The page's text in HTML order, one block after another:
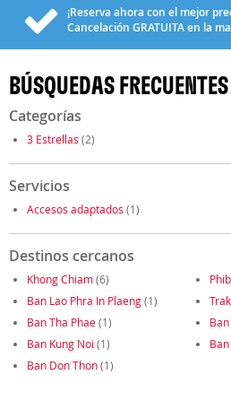
¡Reserva ahora con el mejor
Cancelación GRATUITAen la
BÚSQUEDAS
Categorías
3 Estrellas (2)
Servicios
Accesos adaptados (1)
Destinos cercanos
Khong Chiam(6)
Ban Lao Phra In Plaeng(1)
Ban Tha Phae(1)
Ban Kung Noi (1)
Ban Don Thon(1)